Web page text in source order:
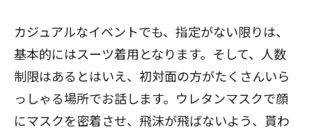
カジュアルなイベントでも、指定がない限りは、
基本的にはスーツ着用となります。そして、人数
制限はあるとはいえ、初対面の方がたくさんいら
っしゃる場所でお話します。ウレタンマスクで顔
にマスクを密着させ、飛沫が飛ばないよう、貰わ